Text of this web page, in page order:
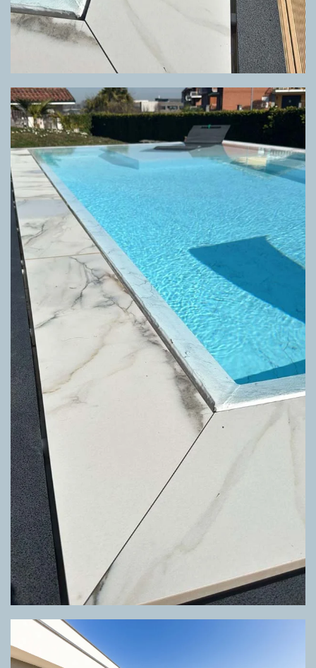
GRIGLIA DIRECTA CALACATTA